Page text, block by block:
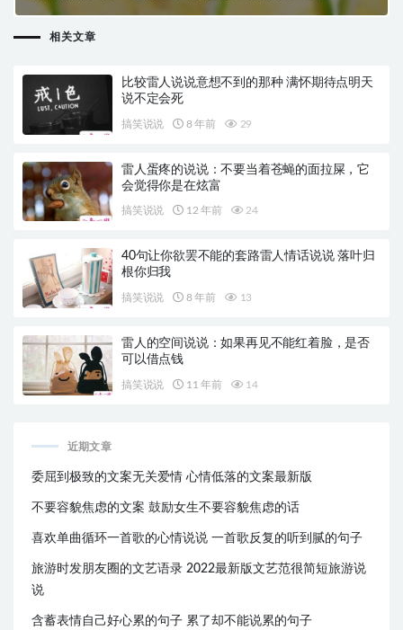
相关文章
比较雷人说说意想不到的那种 满怀期待点明天
说不定会死
搞笑说说 8 年前 29
雷人蛋疼的说说：不要当着苍蝇的面拉屎，它
会觉得你是在炫富
搞笑说说 12 年前 24
40句让你欲罢不能的套路雷人情话说说 落叶归
根你归我
搞笑说说 8 年前 13
雷人的空间说说：如果再见不能红着脸，是否
可以借点钱
搞笑说说 11 年前 14
近期文章
委屈到极致的文案无关爱情 心情低落的文案最新版
不要容貌焦虑的文案 鼓励女生不要容貌焦虑的话
喜欢单曲循环一首歌的心情说说 一首歌反复的听到腻的句子
旅游时发朋友圈的文艺语录 2022最新版文艺范很简短旅游说
说
含蓄表情自己好心累的句子 累了却不能说累的句子